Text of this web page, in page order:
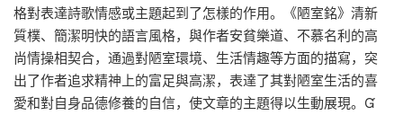
格對表達詩歌情感或主題起到了怎樣的作用。《陋室銘》清新
質樸、簡潔明快的語言風格，與作者安貧樂道、不慕名利的高
尚情操相契合，通過對陋室環境、生活情趣等方面的描寫，突
出了作者追求精神上的富足與高潔，表達了其對陋室生活的喜
愛和對自身品德修養的自信，使文章的主題得以生動展現。